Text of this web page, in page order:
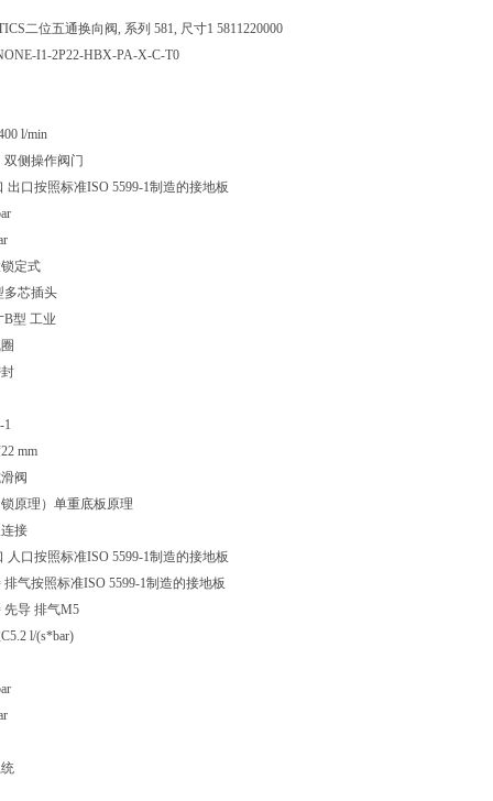
二位五通换向阀, 系列 581, 尺寸1 5811220000
I1-2P22-HBX-PA-X-C-T0
l/min
双侧操作阀门
出口按照标准ISO 5599-1制造的接地板
定式
多芯插头
B型 工业
1
mm
阀
原理）单重底板原理
接
人口按照标准ISO 5599-1制造的接地板
气按照标准ISO 5599-1制造的接地板
先导 排气M5
l/(s*bar)